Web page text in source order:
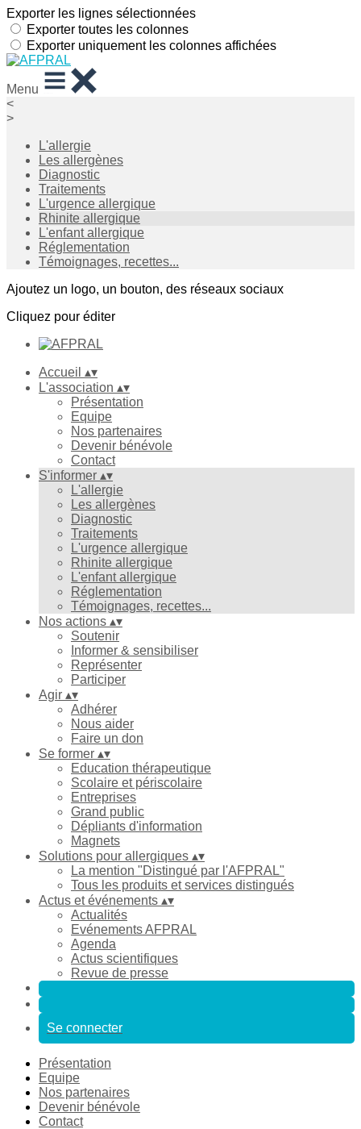
Exporter les lignes sélectionnées
Exporter toutes les colonnes
Exporter uniquement les colonnes affichées
Menu
<
>
L'allergie
Les allergènes
Diagnostic
Traitements
L'urgence allergique
Rhinite allergique
L'enfant allergique
Réglementation
Témoignages, recettes...
Ajoutez un logo, un bouton, des réseaux sociaux
Cliquez pour éditer
Accueil ▴▾
L'association ▴▾
Présentation
Equipe
Nos partenaires
Devenir bénévole
Contact
S'informer ▴▾
L'allergie
Les allergènes
Diagnostic
Traitements
L'urgence allergique
Rhinite allergique
L'enfant allergique
Réglementation
Témoignages, recettes...
Nos actions ▴▾
Soutenir
Informer & sensibiliser
Représenter
Participer
Agir ▴▾
Adhérer
Nous aider
Faire un don
Se former ▴▾
Education thérapeutique
Scolaire et périscolaire
Entreprises
Grand public
Dépliants d'information
Magnets
Solutions pour allergiques ▴▾
La mention "Distingué par l'AFPRAL"
Tous les produits et services distingués
Actus et événements ▴▾
Actualités
Evénements AFPRAL
Agenda
Actus scientifiques
Revue de presse
Se connecter
Présentation
Equipe
Nos partenaires
Devenir bénévole
Contact